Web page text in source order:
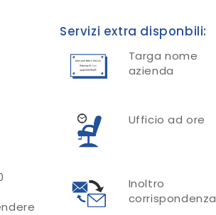
Servizi extra disponbili:
Targa nome
azienda
Ufficio ad ore
Inoltro
corrispondenza